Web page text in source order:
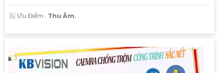
️🆑 Ưu Điểm : Thu Âm.